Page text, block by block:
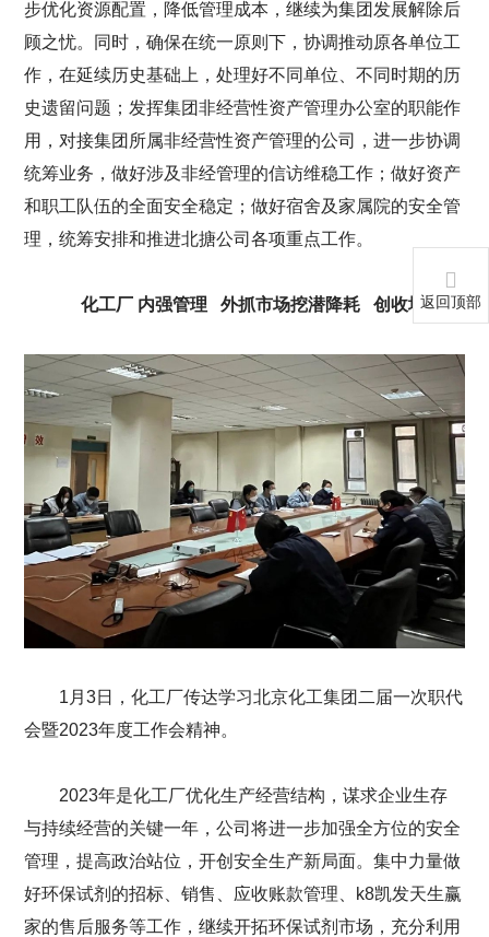
步优化资源配置，降低管理成本，继续为集团发展解除后
顾之忧。同时，确保在统一原则下，协调推动原各单位工
作，在延续历史基础上，处理好不同单位、不同时期的历
史遗留问题；发挥集团非经营性资产管理办公室的职能作
用，对接集团所属非经营性资产管理的公司，进一步协调
统筹业务，做好涉及非经管理的信访维稳工作；做好资产
和职工队伍的全面安全稳定；做好宿舍及家属院的安全管
理，统筹安排和推进北搪公司各项重点工作。
化工厂 内强管理 外抓市场挖潜降耗 创收增效
1月3日，化工厂传达学习北京化工集团二届一次职代
会暨2023年度工作会精神。
2023年是化工厂优化生产经营结构，谋求企业生存
与持续经营的关键一年，公司将进一步加强全方位的安全
管理，提高政治站位，开创安全生产新局面。集中力量做
好环保试剂的招标、销售、应收账款管理、k8凯发天生赢
家的售后服务等工作，继续开拓环保试剂市场，充分利用
返回顶部